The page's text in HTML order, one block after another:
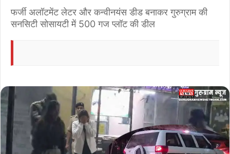
फर्जी अलॉटमेंट लेटर और कन्वीनयंस डीड बनाकर गुरुग्राम की
सनसिटी सोसायटी में 500 गज प्लॉट की डील